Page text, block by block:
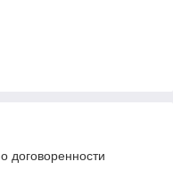
договоренности